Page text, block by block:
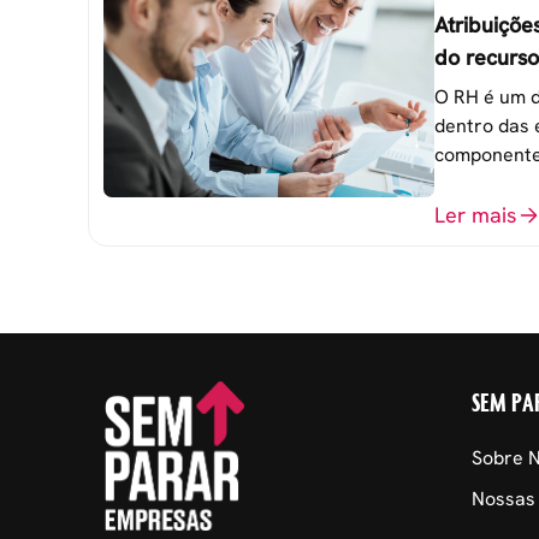
do
empresa
O RH é um
dentro das
atingimento
Ler mais
SEM
Sobre